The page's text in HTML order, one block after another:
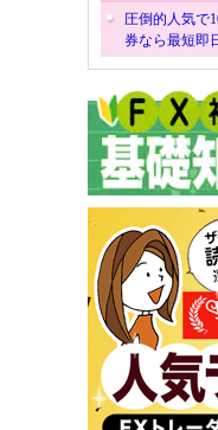
圧倒的人気で
券なら最短即